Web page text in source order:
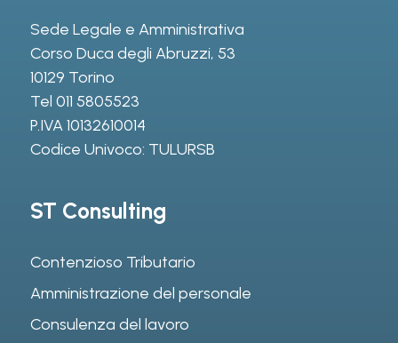
Sede Legale e Amministrativa
Corso Duca degli Abruzzi, 53
10129 Torino
Tel 011 5805523
P.IVA 10132610014
Codice Univoco: TULURSB
ST Consulting
Contenzioso Tributario
Amministrazione del personale
Consulenza del lavoro